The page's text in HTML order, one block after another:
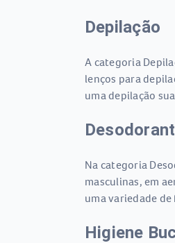
Depilação
A categoria
lenços para
uma depilação
Na categoria
masculinas, em
uma variedade
Higiene